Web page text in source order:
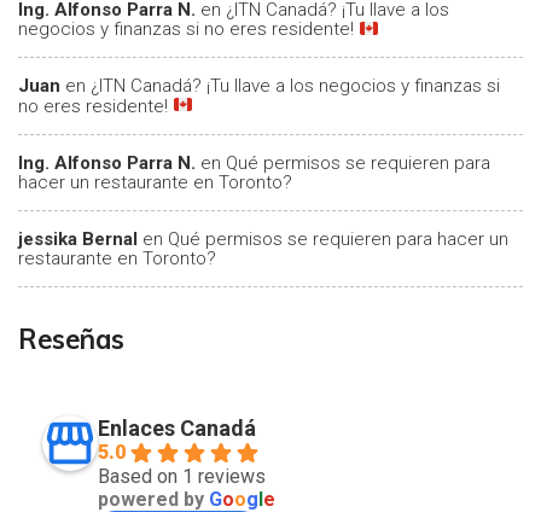
Ing. Alfonso Parra N. en ¿ITN Canadá? ¡Tu llave a los
negocios y finanzas si no eres residente!
Juan en ¿ITN Canadá? ¡Tu llave a los negocios y finanzas si
no eres residente!
Ing. Alfonso Parra N. en Qué permisos se requieren para
hacer un restaurante en Toronto?
jessika Bernal en Qué permisos se requieren para hacer un
restaurante en Toronto?
Reseñas
Enlaces Canadá
5.0
Based on 1 reviews
powered by Google